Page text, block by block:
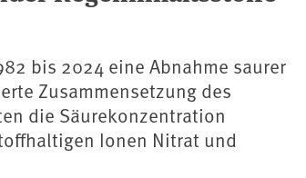
bis 2024 eine Abnahme saurer
Zusammensetzung des
die Säurekonzentration
Ionen Nitrat und